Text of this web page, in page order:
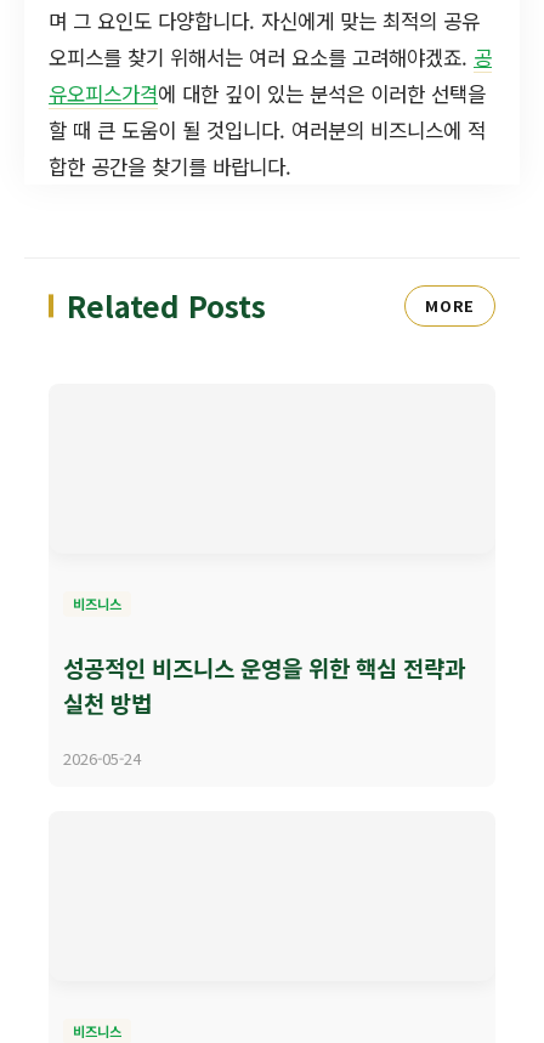
며 그 요인도 다양합니다. 자신에게 맞는 최적의 공유
오피스를 찾기 위해서는 여러 요소를 고려해야겠죠. 공
유오피스가격에 대한 깊이 있는 분석은 이러한 선택을
할 때 큰 도움이 될 것입니다. 여러분의 비즈니스에 적
합한 공간을 찾기를 바랍니다.
Related Posts MORE
비즈니스
성공적인 비즈니스 운영을 위한 핵심 전략과
실천 방법
2026-05-24
비즈니스